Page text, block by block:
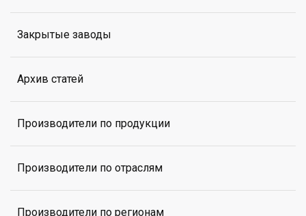
Закрытые заводы
Архив статей
Производители по продукции
Производители по отраслям
Производители по регионам